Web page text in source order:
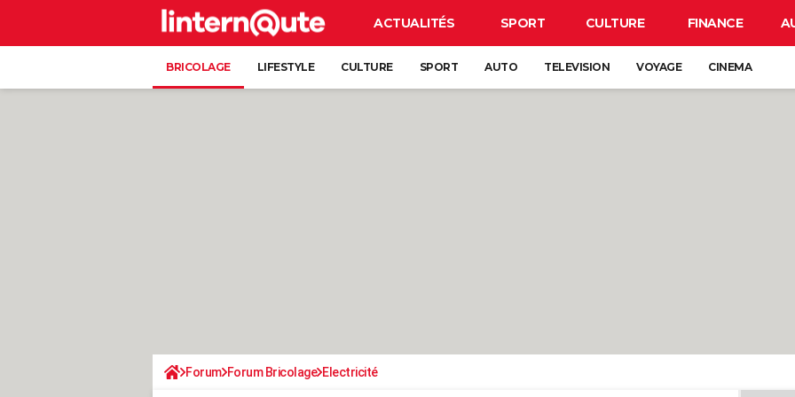
ACTUALITÉS SPORT CULTURE FINANCE
BRICOLAGE LIFESTYLE CULTURE SPORT AUTO TELEVISION VOYAGE CINEMA
Forum Forum Bricolage Electricité